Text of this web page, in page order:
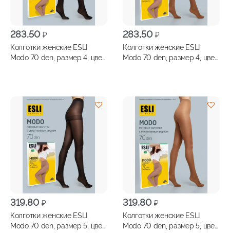
283,50 ₽
Колготки женские ESLI
Modo 70 den, размер 4, цвет
283,50 ₽
Колготки женские ESLI
Modo 70 den, размер 4, цвет
319,80 ₽
Колготки женские ESLI
Modo 70 den, размер 5, цвет
319,80 ₽
Колготки женские ESLI
Modo 70 den, размер 5, цвет